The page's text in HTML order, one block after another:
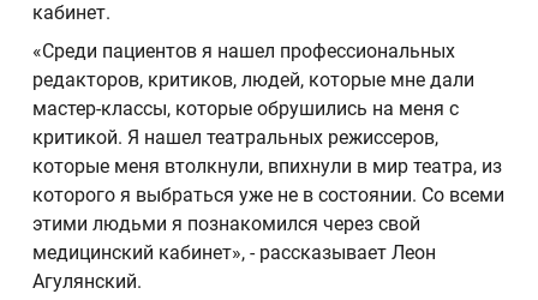
кабинет.
«Среди пациентов я нашел профессиональных
редакторов, критиков, людей, которые мне дали
мастер-классы, которые обрушились на меня с
критикой. Я нашел театральных режиссеров,
которые меня втолкнули, впихнули в мир театра, из
которого я выбраться уже не в состоянии. Со всеми
этими людьми я познакомился через свой
медицинский кабинет», - рассказывает Леон
Агулянский.